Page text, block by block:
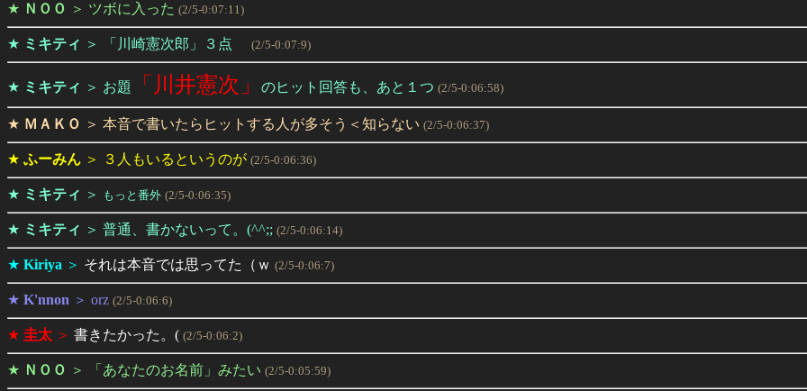
★ ＮＯＯ ＞ ツボに入った (2/5-0:07:11)
★ ミキティ ＞ 「川崎憲次郎」３点 (2/5-0:07:9)
★ ミキティ ＞ お題 「川井憲次」 のヒット回答も、あと１つ (2/5-0:06:58)
★ ＭＡＫＯ ＞ 本音で書いたらヒットする人が多そう＜知らない (2/5-0:06:37)
★ ふーみん ＞ ３人もいるというのが (2/5-0:06:36)
★ ミキティ ＞ もっと番外 (2/5-0:06:35)
★ ミキティ ＞ 普通、書かないって。(^^;; (2/5-0:06:14)
★ Kiriya ＞ それは本音では思ってた（ｗ (2/5-0:06:7)
★ K'nnon ＞ orz (2/5-0:06:6)
★ 圭太 ＞ 書きたかった。( (2/5-0:06:2)
★ ＮＯＯ ＞ 「あなたのお名前」みたい (2/5-0:05:59)